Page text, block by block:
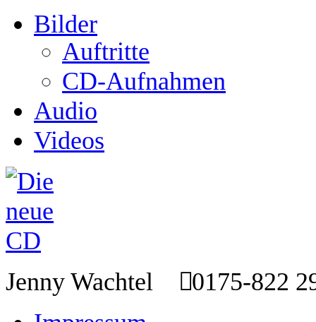
Bilder
Auftritte
CD-Aufnahmen
Audio
Videos
Jenny Wachtel
0175-822